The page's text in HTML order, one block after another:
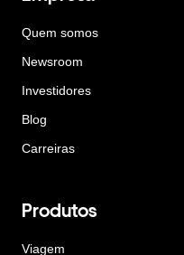
Quem somos
Newsroom
Investidores
Blog
Carreiras
Produtos
Viagem